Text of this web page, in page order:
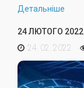
Детальніше
24 ЛЮТОГО
24. 02. 2022